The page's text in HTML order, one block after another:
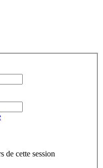
de cette session